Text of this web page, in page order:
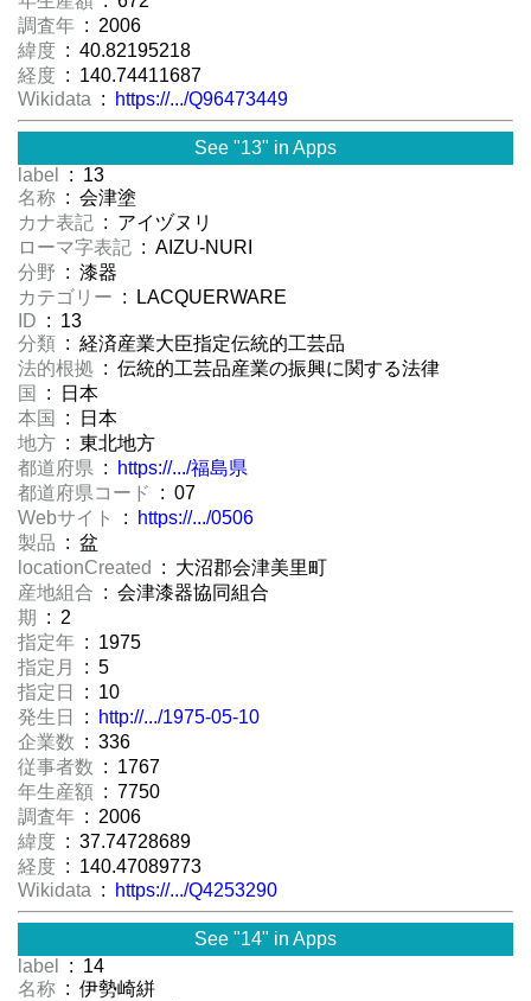
調査年 : 2006
緯度 : 40.82195218
経度 : 140.74411687
Wikidata : https://.../Q96473449
See "13" in Apps
label
: 13
名称 : 会津塗
カナ表記 : アイヅヌリ
ローマ字表記 : AIZU-NURI
分野 : 漆器
カテゴリー : LACQUERWARE
ID : 13
分類 : 経済産業大臣指定伝統的工芸品
法的根拠 : 伝統的工芸品産業の振興に関する法律
国
: 日本
本国
: 日本
地方 : 東北地方
都道府県 :
https://.../福島県
都道府県コード
: 07
Webサイト
:
https://.../0506
製品 : 盆
locationCreated
: 大沼郡会津美里町
産地組合 : 会津漆器協同組合
期
: 2
指定年 : 1975
指定月
: 5
指定日
: 10
発生日
:
http://.../1975-05-10
企業数 : 336
従事者数 : 1767
年生産額 : 7750
調査年 : 2006
緯度 : 37.74728689
経度 : 140.47089773
Wikidata : https://.../Q4253290
See "14" in Apps
label
: 14
名称 : 伊勢崎絣